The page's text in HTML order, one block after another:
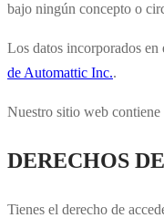
bajo ningún concepto o
Los datos incorporados
de Automattic Inc..
Nuestro sitio web contiene
DERECHOS
Tienes el derecho de